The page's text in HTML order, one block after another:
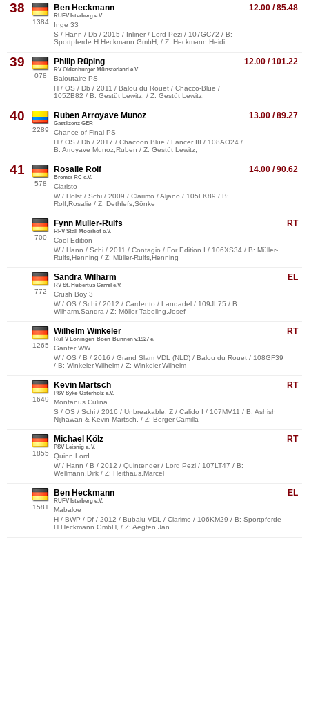
38
1384
12.00 / 85.48
Ben Heckmann
RUFV Isterberg e.V.
Inge 33
S / Hann / Db / 2015 / Inliner / Lord Pezi / 107GC72 / B:
Sportpferde H.Heckmann GmbH, / Z: Heckmann,Heidi
39
078
12.00 / 101.22
Philip Rüping
RV Oldenburger Münsterland e.V.
Baloutaire PS
H / OS / Db / 2011 / Balou du Rouet / Chacco-Blue /
105ZB82 / B: Gestüt Lewitz, / Z: Gestüt Lewitz,
40
2289
13.00 / 89.27
Ruben Arroyave Munoz
Gastlizenz GER
Chance of Final PS
H / OS / Db / 2017 / Chacoon Blue / Lancer III / 108AO24 /
B: Arroyave Munoz,Ruben / Z: Gestüt Lewitz,
41
578
14.00 / 90.62
Rosalie Rolf
Bremer RC e.V.
Claristo
W / Holst / Schi / 2009 / Clarimo / Aljano / 105LK89 / B:
Rolf,Rosalie / Z: Dethlefs,Sönke
700
RT
Fynn Müller-Rulfs
RFV Stall Moorhof e.V.
Cool Edition
W / Hann / Schi / 2011 / Contagio / For Edition I / 106XS34 / B: Müller-
Rulfs,Henning / Z: Müller-Rulfs,Henning
772
EL
Sandra Wilharm
RV St. Hubertus Garrel e.V.
Crush Boy 3
W / OS / Schi / 2012 / Cardento / Landadel / 109JL75 / B:
Wilharm,Sandra / Z: Möller-Tabeling,Josef
1265
RT
Wilhelm Winkeler
RuFV Löningen-Böen-Bunnen v.1927 e.
Ganter WW
W / OS / B / 2016 / Grand Slam VDL (NLD) / Balou du Rouet / 108GF39
/ B: Winkeler,Wilhelm / Z: Winkeler,Wilhelm
1649
RT
Kevin Martsch
PSV Syke-Osterholz e.V.
Montanus Culina
S / OS / Schi / 2016 / Unbreakable. Z / Calido I / 107MV11 / B: Ashish
Nijhawan & Kevin Martsch, / Z: Berger,Camilla
1855
RT
Michael Kölz
PSV Leisnig e. V.
Quinn Lord
W / Hann / B / 2012 / Quintender / Lord Pezi / 107LT47 / B:
Wellmann,Dirk / Z: Heithaus,Marcel
1581
EL
Ben Heckmann
RUFV Isterberg e.V.
Mabaloe
H / BWP / Df / 2012 / Bubalu VDL / Clarimo / 106KM29 / B: Sportpferde
H.Heckmann GmbH, / Z: Aegten,Jan